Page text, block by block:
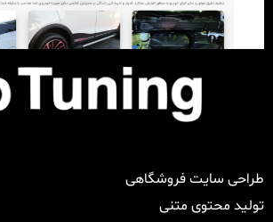
طراحی سایت فروشگاهی
تولید محتوی متنی